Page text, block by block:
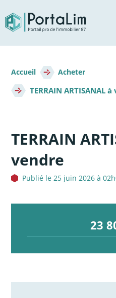
directement
au
contenu
d'Ariane
Accueil Acheter
TERRAIN ARTISANAL
TERRAIN
vendre
Publié le 25 juin 2026 à
23